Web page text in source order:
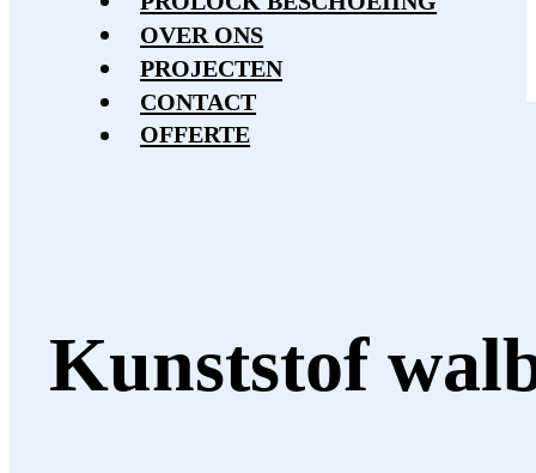
OVER ONS
PROJECTEN
CONTACT
OFFERTE
Kunststof